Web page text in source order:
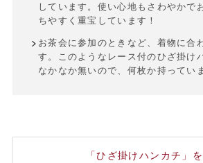
しています。使い心地もさわやかで
ちやすく重宝しています！
お茶会に参加のときなど、着物に合
す。このようなレース付のひざ掛け
なかなか無いので、何枚か持ってい
「ひざ掛けハンカチ」